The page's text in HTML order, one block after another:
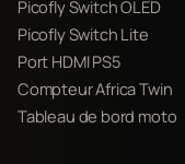
Picofly Switch OLED
Picofly Switch Lite
Port HDMI PS5
Compteur Africa Twin
Tableau de bord moto